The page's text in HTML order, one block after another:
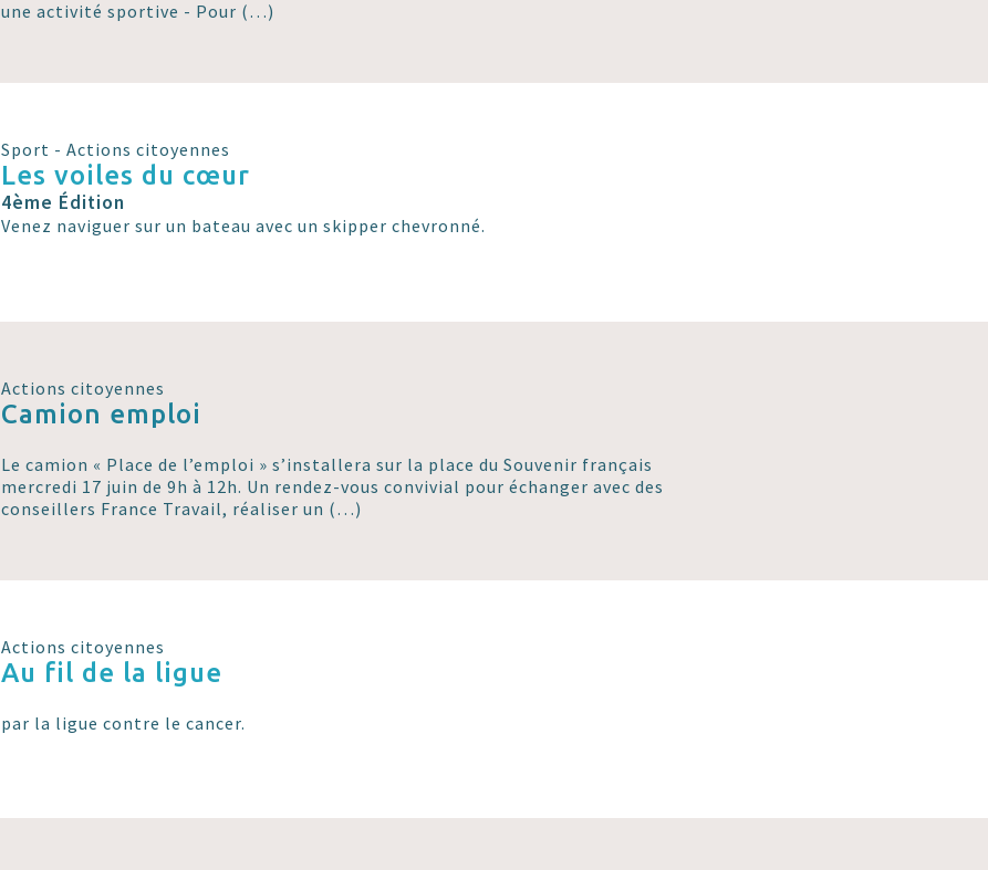
une activité sportive - Pour (…)
Sport - Actions citoyennes
Les voiles du cœur
4ème Édition
Venez naviguer sur un bateau avec un skipper chevronné.
Actions citoyennes
Camion emploi
Le camion « Place de l’emploi » s’installera sur la place du Souvenir français
mercredi 17 juin de 9h à 12h. Un rendez-vous convivial pour échanger avec des
conseillers France Travail, réaliser un (…)
Actions citoyennes
Au fil de la ligue
par la ligue contre le cancer.